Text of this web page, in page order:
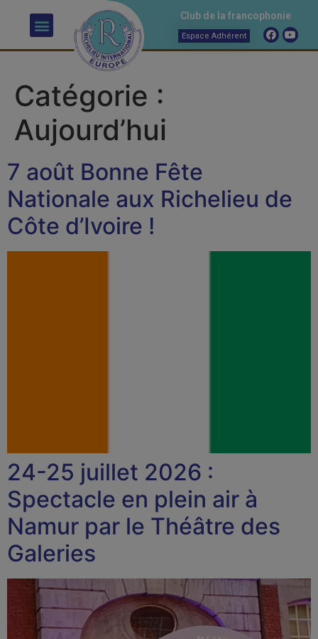
Club de la francophonie
Espace Adhérent
Catégorie :
Aujourd’hui
7 août Bonne Fête
Nationale aux Richelieu de
Côte d’Ivoire !
24-25 juillet 2026 :
Spectacle en plein air à
Namur par le Théâtre des
Galeries